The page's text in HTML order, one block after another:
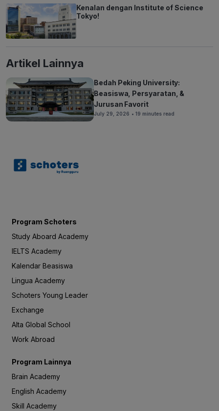
Kenalan dengan Institute of Science
Tokyo!
Artikel Lainnya
Bedah Peking University:
Beasiswa, Persyaratan, &
Jurusan Favorit
July 29, 2026 • 19 minutes read
Program Schoters
Study Aboard Academy
IELTS Academy
Kalendar Beasiswa
Lingua Academy
Schoters Young Leader
Exchange
Alta Global School
Work Abroad
Program Lainnya
Brain Academy
English Academy
Skill Academy